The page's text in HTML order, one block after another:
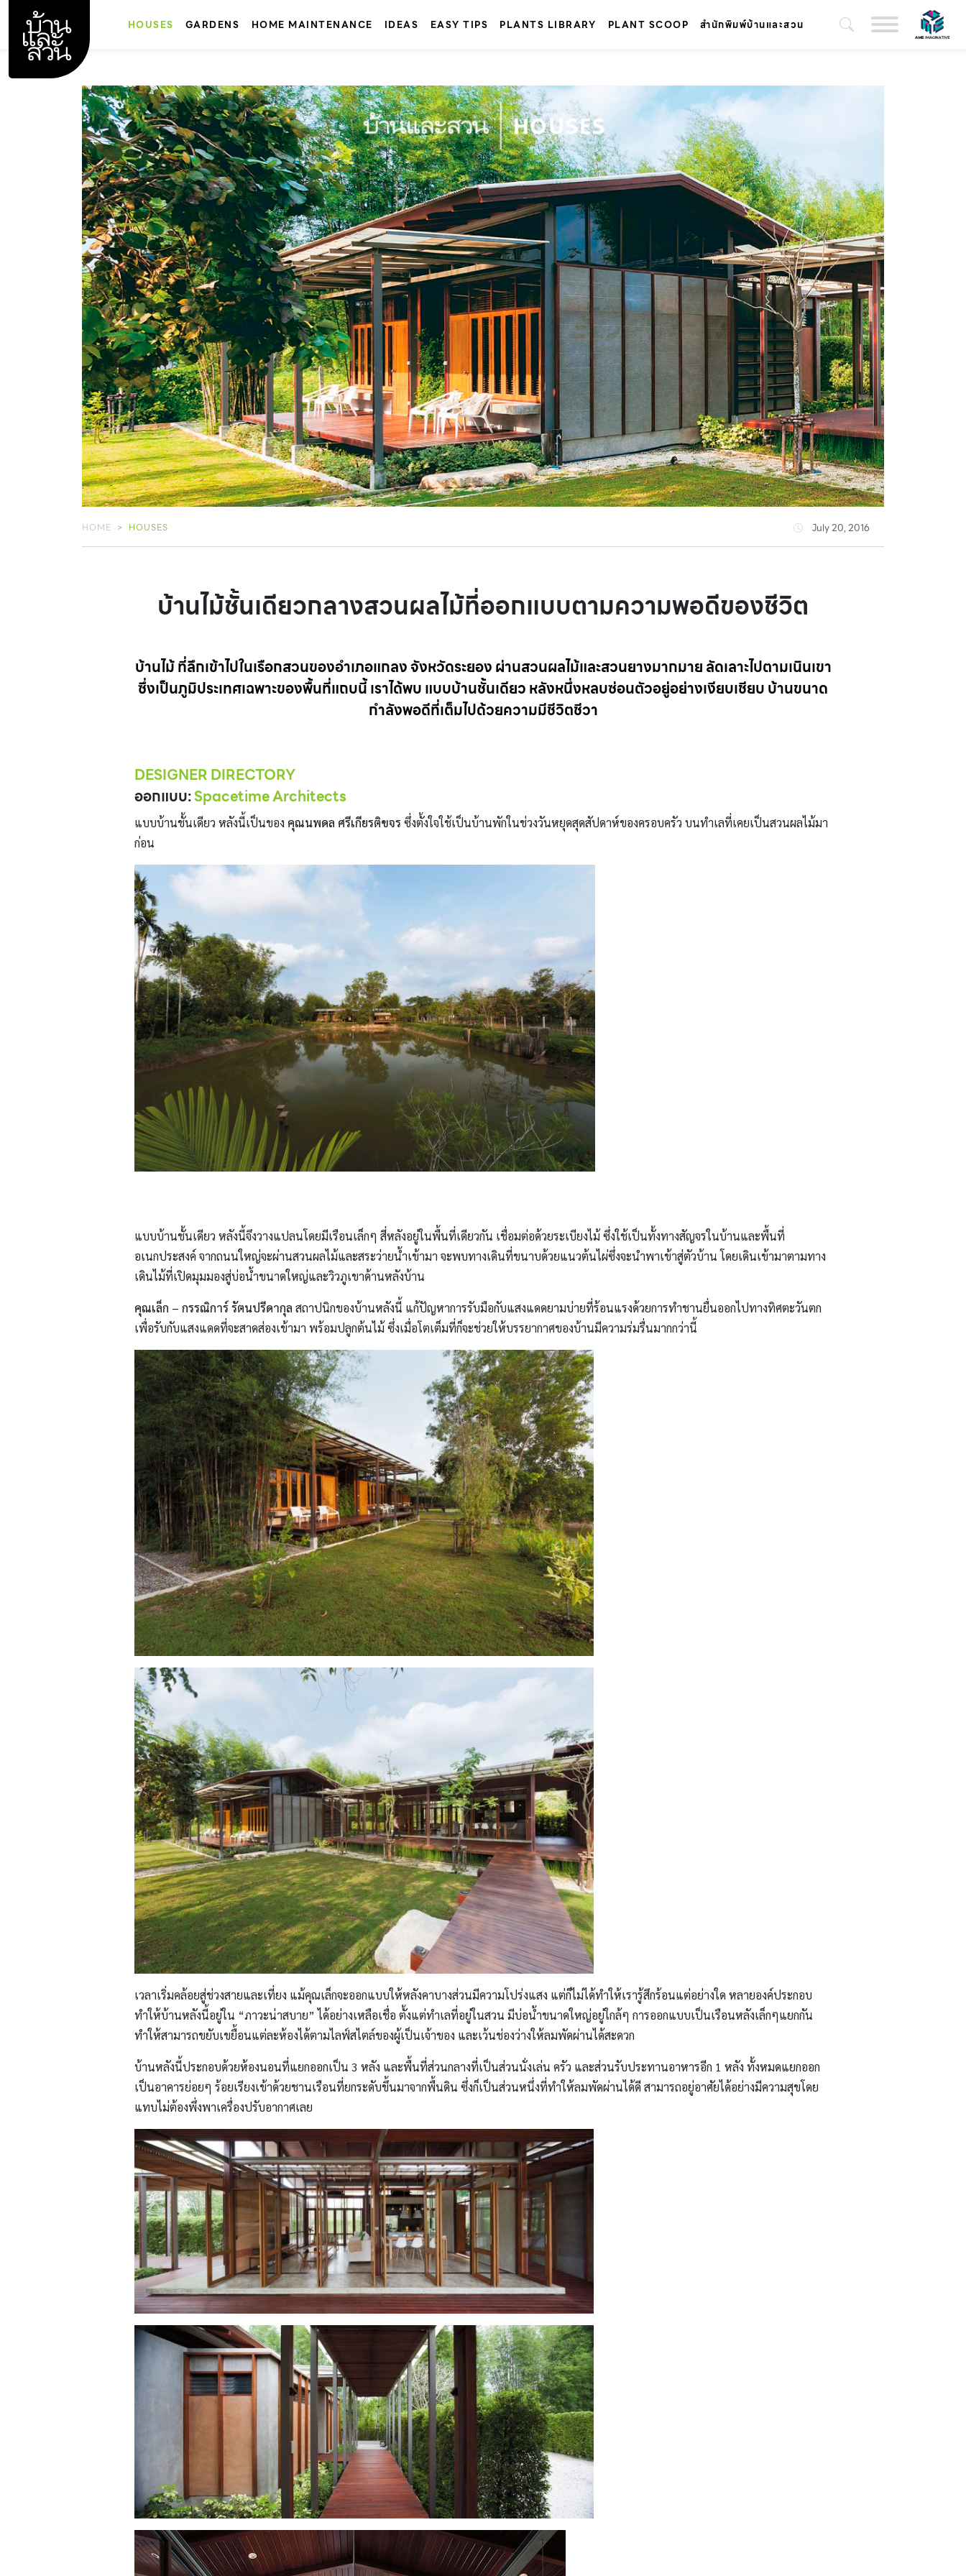
content
HOUSES GARDENS HOME MAINTENANCE IDEAS EASY TIPS PLANTS LIBRARY PLANT SCOOP สำนักพิมพ์บ้านและสวน
HOME HOUSES July 20, 2016
บ้านไม้ชั้นเดียวกลางสวนผลไม้ที่ออกแบบตามความพอดีของชีวิต
บ้านไม้ ที่ลึกเข้าไปในเรือกสวนของอำเภอแกลง จังหวัดระยอง ผ่านสวนผลไม้และสวนยางมากมาย ลัดเลาะไปตามเนินเขา
ซึ่งเป็นภูมิประเทศเฉพาะของพื้นที่แถบนี้ เราได้พบ แบบบ้านชั้นเดียว หลังหนึ่งหลบซ่อนตัวอยู่อย่างเงียบเชียบ บ้านขนาด
กำลังพอดีที่เต็มไปด้วยความมีชีวิตชีวา
DESIGNER DIRECTORY
ออกแบบ:Spacetime Architects
แบบบ้านชั้นเดียว หลังนี้เป็นของ คุณนพดล ศรีเกียรติขจรซึ่งตั้งใจใช้เป็นบ้านพักในช่วงวันหยุดสุดสัปดาห์ของครอบครัว บนทำเลที่เคยเป็นสวนผลไม้มา
ก่อน
แบบบ้านชั้นเดียว หลังนี้จึงวางแปลนโดยมีเรือนเล็กๆ สี่หลังอยู่ในพื้นที่เดียวกัน เชื่อมต่อด้วยระเบียงไม้ ซึ่งใช้เป็นทั้งทางสัญจรในบ้านและพื้นที่
อเนกประสงค์ จากถนนใหญ่จะผ่านสวนผลไม้และสระว่ายน้ำเข้ามา จะพบทางเดินที่ขนาบด้วยแนวต้นไผ่ซึ่งจะนำพาเข้าสู่ตัวบ้าน โดยเดินเข้ามาตามทาง
เดินไม้ที่เปิดมุมมองสู่บ่อน้ำขนาดใหญ่และวิวภูเขาด้านหลังบ้าน
คุณเล็ก – กรรณิการ์ รัตนปรีดากุล สถาปนิกของบ้านหลังนี้ แก้ปัญหาการรับมือกับแสงแดดยามบ่ายที่ร้อนแรงด้วยการทำชานยื่นออกไปทางทิศตะวันตก
เพื่อรับกับแสงแดดที่จะสาดส่องเข้ามา พร้อมปลูกต้นไม้ ซึ่งเมื่อโตเต็มที่ก็จะช่วยให้บรรยากาศของบ้านมีความร่มรื่นมากกว่านี้
เวลาเริ่มคล้อยสู่ช่วงสายและเที่ยง แม้คุณเล็กจะออกแบบให้หลังคาบางส่วนมีความโปร่งแสง แต่ก็ไม่ได้ทำให้เรารู้สึกร้อนแต่อย่างใด หลายองค์ประกอบ
ทำให้บ้านหลังนี้อยู่ใน “ภาวะน่าสบาย” ได้อย่างเหลือเชื่อ ตั้งแต่ทำเลที่อยู่ในสวน มีบ่อน้ำขนาดใหญ่อยู่ใกล้ๆ การออกแบบเป็นเรือนหลังเล็กๆแยกกัน
ทำให้สามารถขยับเขยื้อนแต่ละห้องได้ตามไลฟ์สไตล์ของผู้เป็นเจ้าของ และเว้นช่องว่างให้ลมพัดผ่านได้สะดวก
บ้านหลังนี้ประกอบด้วยห้องนอนที่แยกออกเป็น 3 หลัง และพื้นที่ส่วนกลางที่เป็นส่วนนั่งเล่น ครัว และส่วนรับประทานอาหารอีก 1 หลัง ทั้งหมดแยกออก
เป็นอาคารย่อยๆ ร้อยเรียงเข้าด้วยชานเรือนที่ยกระดับขึ้นมาจากพื้นดิน ซึ่งก็เป็นส่วนหนึ่งที่ทำให้ลมพัดผ่านได้ดี สามารถอยู่อาศัยได้อย่างมีความสุขโดย
แทบไม่ต้องพึ่งพาเครื่องปรับอากาศเลย